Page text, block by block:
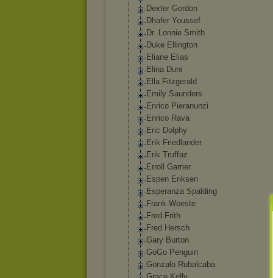
Dexter Gordon
Dhafer Youssef
Dr. Lonnie Smith
Duke Ellington
Eliane Elias
Elina Duni
Ella Fitzgerald
Emily Saunders
Enrico Pieranunzi
Enrico Rava
Eric Dolphy
Erik Friedlander
Erik Truffaz
Erroll Garner
Espen Eriksen
Esperanza Spalding
Frank Woeste
Fred Frith
Fred Hersch
Gary Burton
GoGo Penguin
Gonzalo Rubalcaba